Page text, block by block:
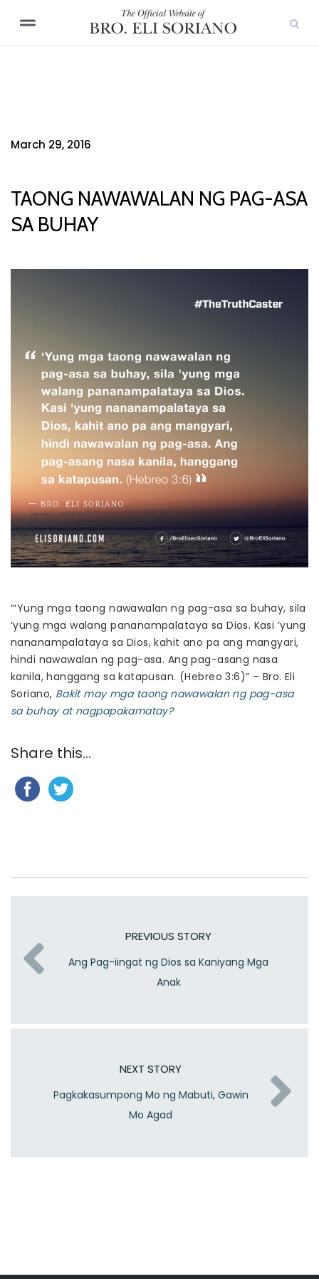
March 29, 2016
TAONG NAWAWALAN NG PAG-ASA
SA BUHAY
“‘Yung mga taong nawawalan ng pag-asa sa buhay, sila
‘yung mga walang pananampalataya sa Dios. Kasi ‘yung
nananampalataya sa Dios, kahit ano pa ang mangyari,
hindi nawawalan ng pag-asa. Ang pag-asang nasa
kanila, hanggang sa katapusan. (Hebreo 3:6)” – Bro. Eli
Soriano, Bakit may mga taong nawawalan ng pag-asa
sa buhay at nagpapakamatay?
Share this...
PREVIOUS STORY
Ang Pag-iingat ng Dios sa Kaniyang Mga
Anak
NEXT STORY
Pagkakasumpong Mo ng Mabuti, Gawin
Mo Agad